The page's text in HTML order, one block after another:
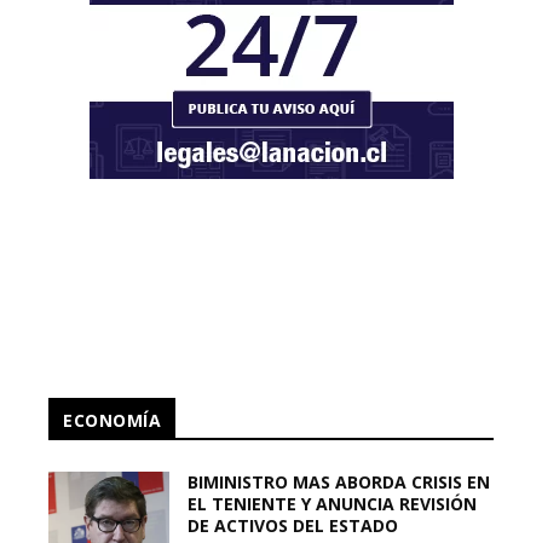
ECONOMÍA
BIMINISTRO MAS ABORDA CRISIS EN
EL TENIENTE Y ANUNCIA REVISIÓN
DE ACTIVOS DEL ESTADO